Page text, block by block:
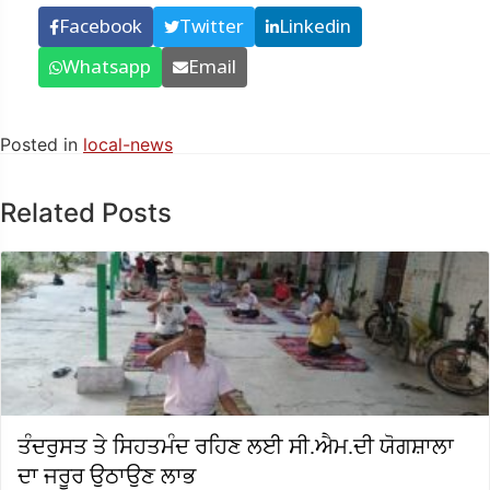
Facebook Twitter
Linkedin
Whatsapp
Email
Posted in local-news
Related Posts
ਤੰਦਰੁਸਤ ਤੇ ਸਿਹਤਮੰਦ ਰਹਿਣ ਲਈ ਸੀ.ਐਮ.ਦੀ ਯੋਗਸ਼ਾਲਾ
ਦਾ ਜਰੂਰ ਉਠਾਉਣ ਲਾਭ